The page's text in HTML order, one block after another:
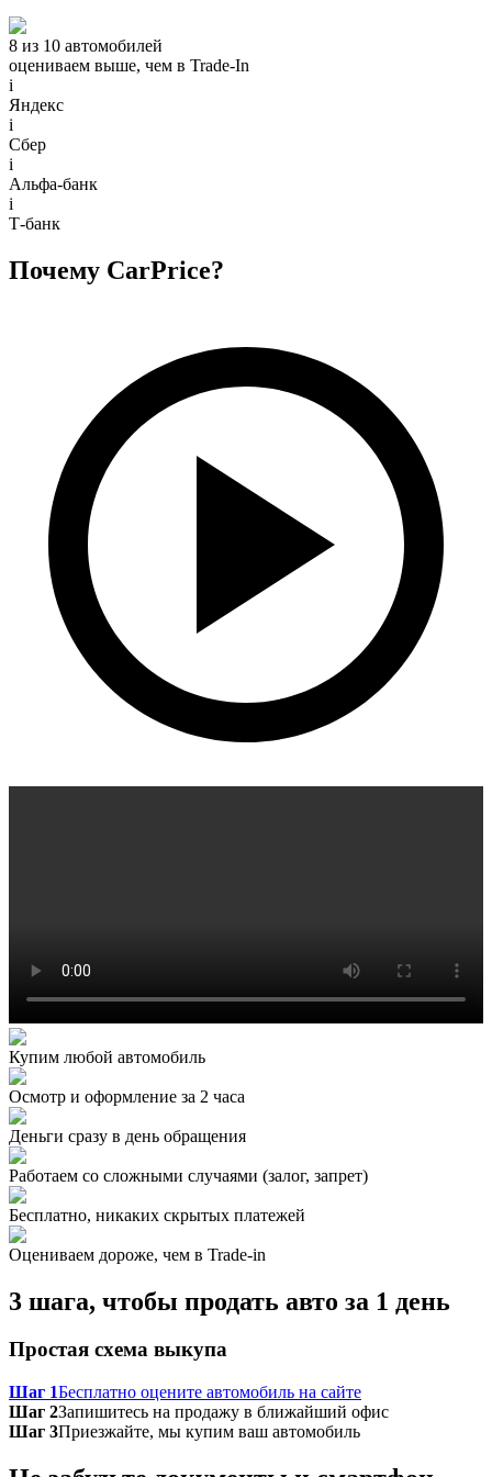
8 из 10 автомобилей
оцениваем выше, чем в Trade‑In
i
Яндекс
i
Сбер
i
Альфа-банк
i
Т-банк
Почему CarPrice?
Купим любой автомобиль
Осмотр и оформление за 2 часа
Деньги сразу в день обращения
Работаем со сложными случаями (залог, запрет)
Бесплатно, никаких скрытых платежей
Оцениваем дороже, чем в Trade‑in
3 шага, чтобы продать авто за 1 день
Простая схема выкупа
Шаг 1Бесплатно оцените автомобиль на сайте
Шаг 2Запишитесь на продажу в ближайший офис
Шаг 3Приезжайте, мы купим ваш автомобиль